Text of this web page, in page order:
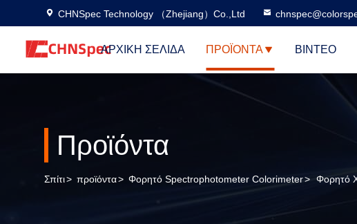
CHNSpec Technology （Zhejiang）Co.,Ltd
ΑΡΧΙΚΉ ΣΕΛΊΔΑ ΠΡΟΪΌΝΤΑ ΒΊΝΤΕΟ
Προϊόντα
Σπίτι> προϊόντα> Φορητό Spectrophotometer Colorimeter> Φορητό